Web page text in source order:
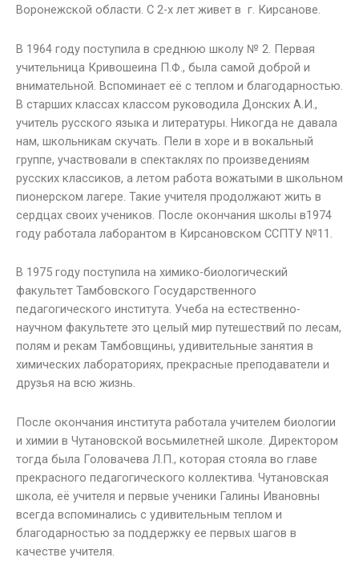
Воронежской области. С 2-х лет живет в г. Кирсанове.
В 1964 году поступила в среднюю школу № 2. Первая
учительница Кривошеина П.Ф., была самой доброй и
внимательной. Вспоминает её с теплом и благодарностью.
В старших классах классом руководила Донских А.И.,
учитель русского языка и литературы. Никогда не давала
нам, школьникам скучать. Пели в хоре и в вокальный
группе, участвовали в спектаклях по произведениям
русских классиков, а летом работа вожатыми в школьном
пионерском лагере. Такие учителя продолжают жить в
сердцах своих учеников. После окончания школы в1974
году работала лаборантом в Кирсановском ССПТУ №11.
В 1975 году поступила на химико-биологический
факультет Тамбовского Государственного
педагогического института. Учеба на естественно-
научном факультете это целый мир путешествий по лесам,
полям и рекам Тамбовщины, удивительные занятия в
химических лабораториях, прекрасные преподаватели и
друзья на всю жизнь.
После окончания института работала учителем биологии
и химии в Чутановской восьмилетней школе. Директором
тогда была Головачева Л.П., которая стояла во главе
прекрасного педагогического коллектива. Чутановская
школа, её учителя и первые ученики Галины Ивановны
всегда вспоминались с удивительным теплом и
благодарностью за поддержку ее первых шагов в
качестве учителя.